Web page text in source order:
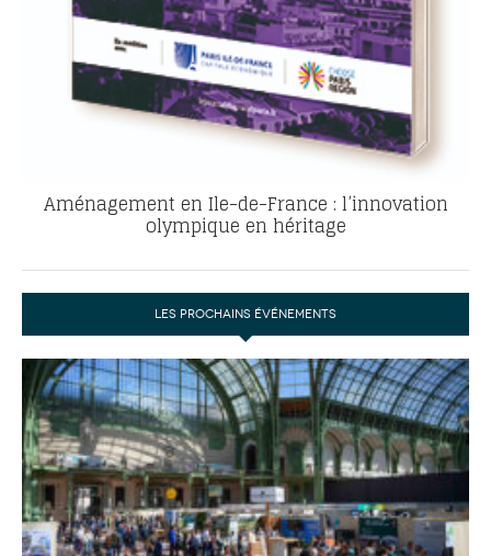
Aménagement en Ile-de-France : l’innovation
olympique en héritage
LES PROCHAINS ÉVÉNEMENTS